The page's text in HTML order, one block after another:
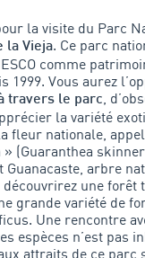
la visite du Parc
la Vieja. Ce parc
comme
1999. Vous aurez
travers le parc
,
la variété
fleur nationale,
(Guaranthea
arbre
découvrirez une forêt
grande variété de
Une rencontre
espèces n’est pas
attraits de ce parc